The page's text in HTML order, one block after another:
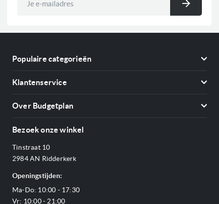
Populaire categorieën
Kookplaten
Afzuigkappen
Ovens
Stoomovens
Magnetrons
Vaatwassers
Complete keukens
Outlet
Klantenservice
Betalen
Veelgestelde vragen
Service & garantie
Over Budgetplan
Adres & Route
Reviews Budgetplan
Blog
Bezoek onze winkel
Tinstraat 10
2984 AN Ridderkerk
Openingstijden:
Ma-Do: 10:00 - 17:30
Vr: 10:00 - 21:00